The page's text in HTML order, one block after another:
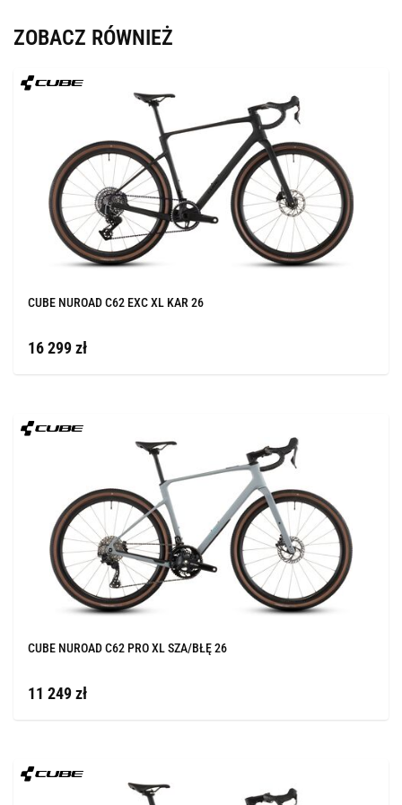
ZOBACZ RÓWNIEŻ
CUBE NUROAD C62 EXC XL KAR 26
16 299 zł
CUBE NUROAD C62 PRO XL SZA/BŁĘ 26
11 249 zł